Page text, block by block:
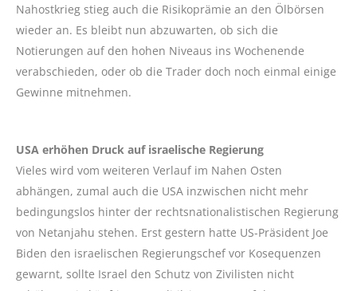
Nahostkrieg stieg auch die Risikoprämie an den Ölbörsen
wieder an. Es bleibt nun abzuwarten, ob sich die
Notierungen auf den hohen Niveaus ins Wochenende
verabschieden, oder ob die Trader doch noch einmal einige
Gewinne mitnehmen.
USA erhöhen Druck auf israelische Regierung
Vieles wird vom weiteren Verlauf im Nahen Osten
abhängen, zumal auch die USA inzwischen nicht mehr
bedingungslos hinter der rechtsnationalistischen Regierung
von Netanjahu stehen. Erst gestern hatte US-Präsident Joe
Biden den israelischen Regierungschef vor Kosequenzen
gewarnt, sollte Israel den Schutz von Zivilisten nicht